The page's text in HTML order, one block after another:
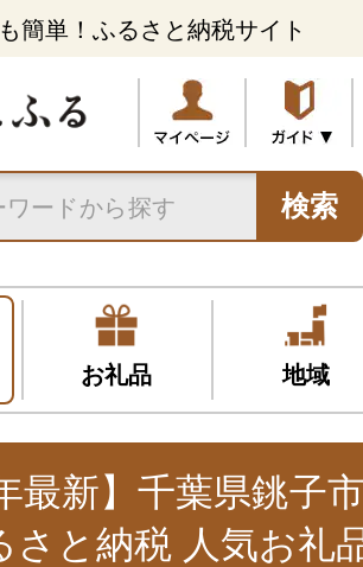
簡単！ふるさと納税サイト
検索
お礼品 地域
最新】千葉県銚子
さと納税 人気お礼